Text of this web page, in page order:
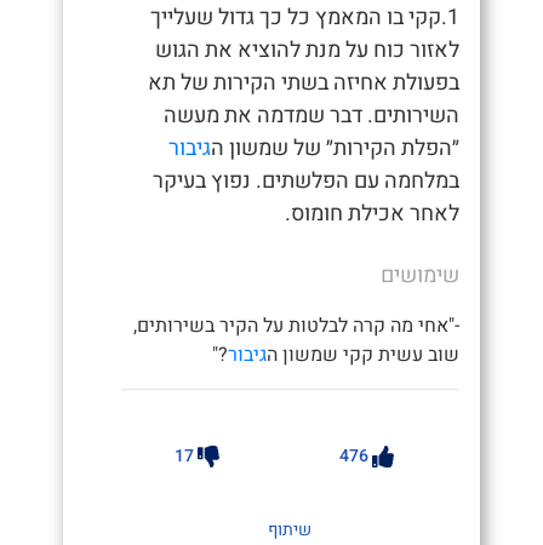
1.קקי בו המאמץ כל כך גדול שעלייך
לאזור כוח על מנת להוציא את הגוש
בפעולת אחיזה בשתי הקירות של תא
השירותים. דבר שמדמה את מעשה
״הפלת הקירות״ של שמשון הגיבור
במלחמה עם הפלשתים. נפוץ בעיקר
לאחר אכילת חומוס.
שימושים
-"אחי מה קרה לבלטות על הקיר בשירותים,
שוב עשית קקי שמשון הגיבור?"
476
17
שיתוף